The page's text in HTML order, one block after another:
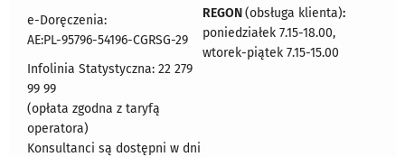
e-Doręczenia:
AE:PL-95796-54196-CGRSG-29
Infolinia Statystyczna: 22 279
99 99
(opłata zgodna z taryfą
operatora)
Konsultanci są dostępni w dni
REGON(obsługa klienta):
poniedziałek 7.15-18.00,
wtorek-piątek 7.15-15.00